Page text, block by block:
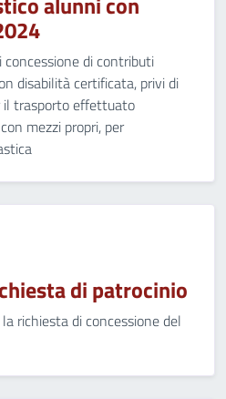
di contributi
disabilità certificata, privi di
il trasporto effettuato
mezzi propri, per
di patrocinio
richiesta di concessione del